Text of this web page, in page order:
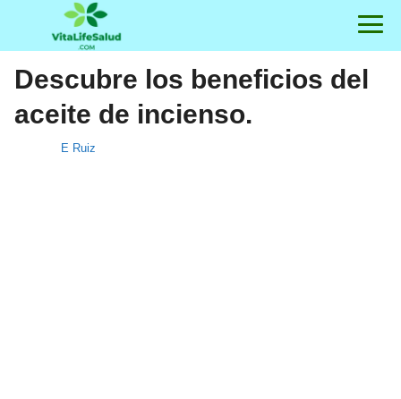
Descubre los beneficios del
aceite de incienso.
E Ruiz